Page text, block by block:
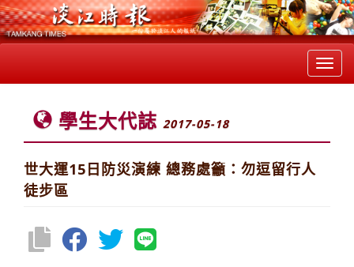
學生大代誌 2017-05-18
世大運15日防災演練 總務處籲：勿逗留行人
徒步區